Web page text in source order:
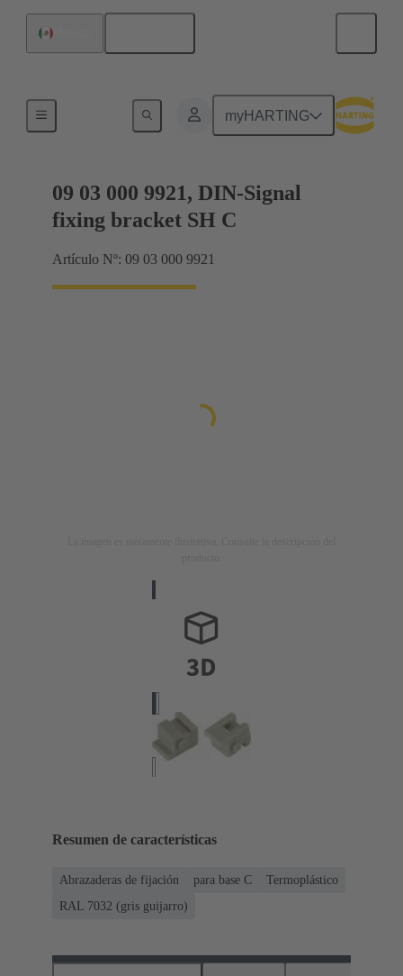
myHARTING
09 03 000 9921, DIN-Signal
fixing bracket SH C
Artículo Nº: 09 03 000 9921
Resumen de características
Abrazaderas de fijación para base C
Termoplástico
RAL 7032 (gris guijarro)